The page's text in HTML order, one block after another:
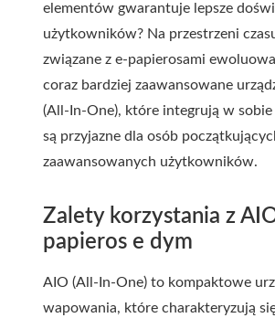
elementów gwarantuje lepsze
użytkowników? Na przestrzeni
związane z e-papierosami
coraz bardziej zaawansowane
(All-In-One), które integrują w
są przyjazne dla osób
zaawansowanych użytkowników.
Zalety korzystania z
papieros e dym
AIO (All-In-One) to kompaktowe
wapowania, które charakteryzują